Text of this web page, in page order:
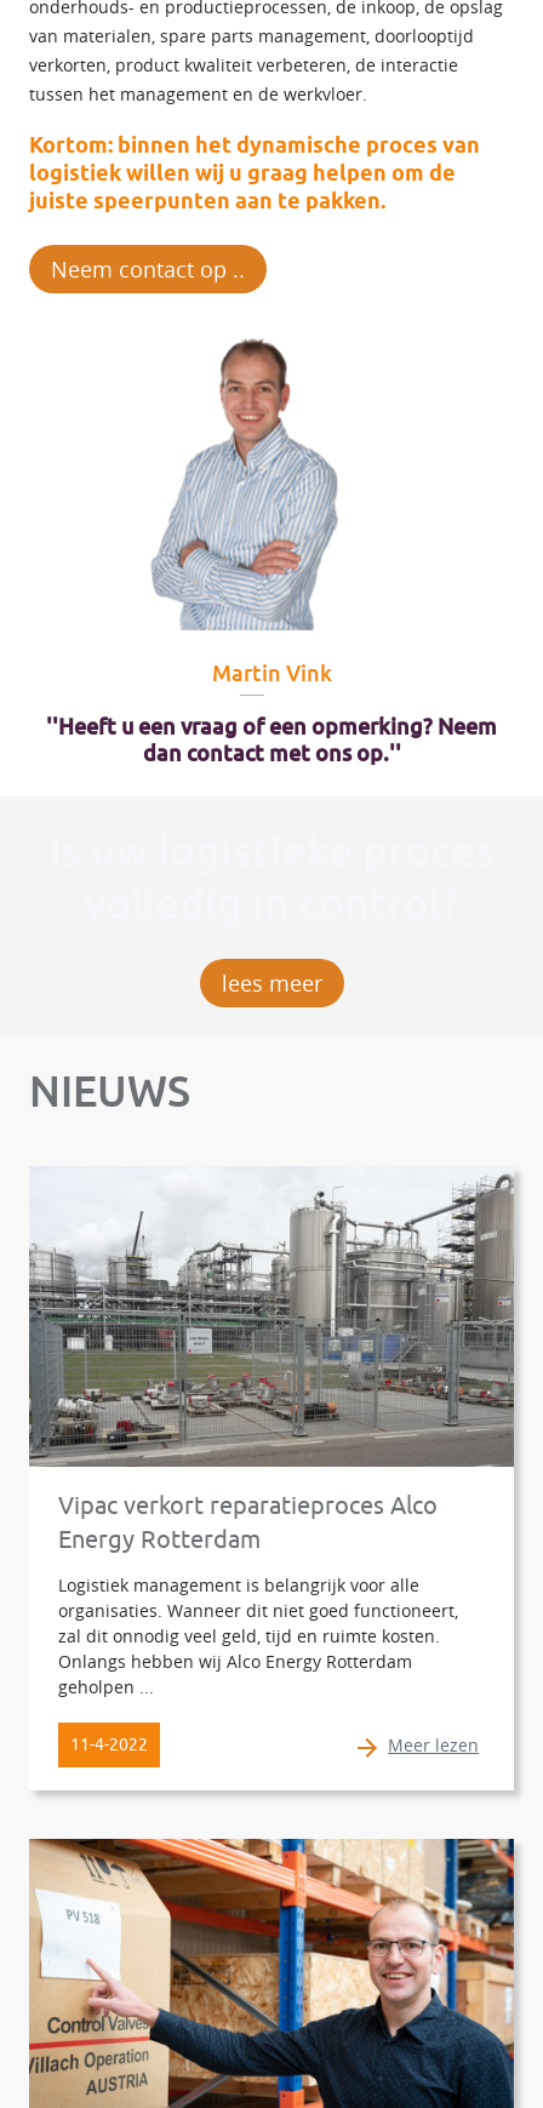
onderhouds- en productieprocessen, de inkoop, de opslag
van materialen, spare parts management, doorlooptijd
verkorten, product kwaliteit verbeteren, de interactie
tussen het management en de werkvloer.
Kortom: binnen het dynamische proces van
logistiek willen wij u graag helpen om de
juiste speerpunten aan te pakken.
Neem contact op ..
Martin Vink
''Heeft u een vraag of een opmerking? Neem
dan contact met ons op.''
lees meer
NIEUWS
Vipac verkort reparatieproces Alco
Energy Rotterdam
Logistiek management is belangrijk voor alle
organisaties. Wanneer dit niet goed functioneert,
zal dit onnodig veel geld, tijd en ruimte kosten.
Onlangs hebben wij Alco Energy Rotterdam
geholpen ...
11-4-2022 Meer lezen